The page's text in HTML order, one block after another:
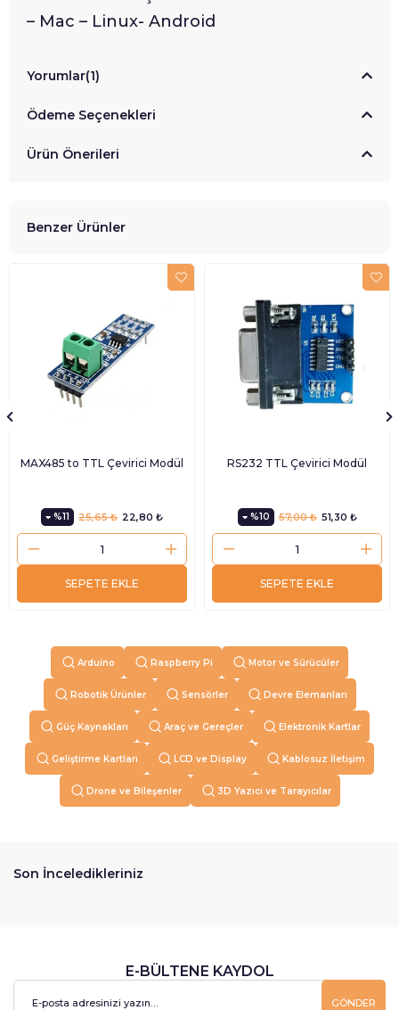
– Mac – Linux- Android
Yorumlar(1)
Ödeme Seçenekleri
Ürün Önerileri
Benzer Ürünler
MAX485 to TTL Çevirici Modül
%11 22,80 ₺
25,65 ₺
SEPETE EKLE
RS232 TTL Çevirici Modül
%10 51,30 ₺
57,00 ₺
SEPETE EKLE
Arduino Raspberry Pi Motor ve Sürücüler
Robotik Ürünler Sensörler Devre Elemanları
Güç Kaynakları Araç ve Gereçler Elektronik Kartlar
Geliştirme Kartları LCD ve Display Kablosuz İletişim
Drone ve Bileşenler 3D Yazıcı ve Tarayıcılar
Son İnceledikleriniz
E-BÜLTENE KAYDOL
GÖNDER